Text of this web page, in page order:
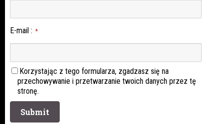
E-mail : *
Korzystając z tego formularza, zgadzasz się na
przechowywanie i przetwarzanie twoich danych przez tę
stronę.